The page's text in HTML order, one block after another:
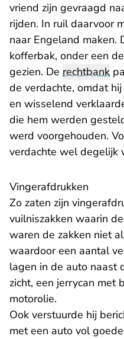
vriend zijn gevraagd
rijden. In ruil daarvoor
naar Engeland maken.
kofferbak, onder een
gezien. De rechtbank
de verdachte, omdat
en wisselend
die hem werden
werd voorgehouden.
verdachte wel degelijk
Vingerafdrukken
Zo zaten zijn
vuilniszakken waarin
waren de zakken niet
waardoor een aantal
lagen in de auto naast
zicht, een jerrycan met
motorolie.
Ook verstuurde hij
met een auto vol